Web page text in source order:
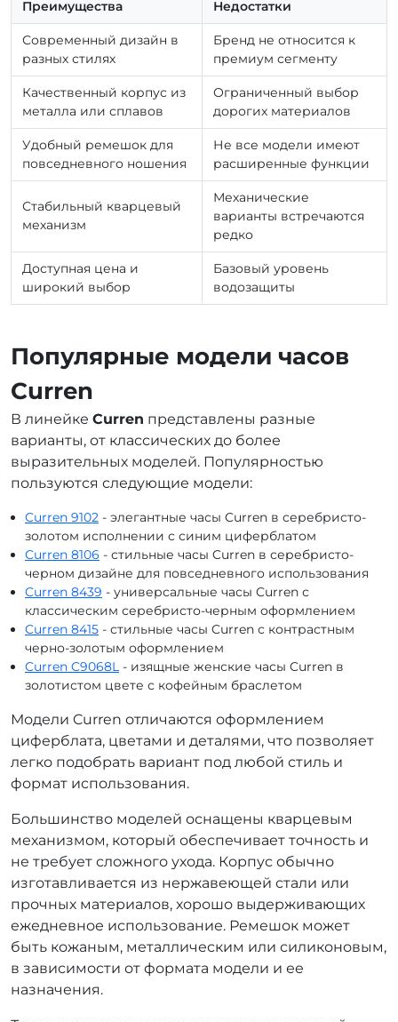
Преимущества Недостатки
Современный дизайн в
разных стилях
Бренд не относится к
премиум сегменту
Качественный корпус из
металла или сплавов
Ограниченный выбор
дорогих материалов
Удобный ремешок для
повседневного ношения
Не все модели имеют
расширенные функции
Стабильный кварцевый
механизм
Механические
варианты встречаются
редко
Доступная цена и
широкий выбор
Базовый уровень
водозащиты
Популярные модели часов
Curren
В линейке Curren представлены разные
варианты, от классических до более
выразительных моделей. Популярностью
пользуются следующие модели:
Curren 9102 - элегантные часы Curren в серебристо-
золотом исполнении с синим циферблатом
Curren 8106 - стильные часы Curren в серебристо-
черном дизайне для повседневного использования
Curren 8439 - универсальные часы Curren с
классическим серебристо-черным оформлением
Curren 8415 - стильные часы Curren с контрастным
черно-золотым оформлением
Curren C9068L - изящные женские часы Curren в
золотистом цвете с кофейным браслетом
Модели Curren отличаются оформлением
циферблата, цветами и деталями, что позволяет
легко подобрать вариант под любой стиль и
формат использования.
Большинство моделей оснащены кварцевым
механизмом, который обеспечивает точность и
не требует сложного ухода. Корпус обычно
изготавливается из нержавеющей стали или
прочных материалов, хорошо выдерживающих
ежедневное использование. Ремешок может
быть кожаным, металлическим или силиконовым,
в зависимости от формата модели и ее
назначения.